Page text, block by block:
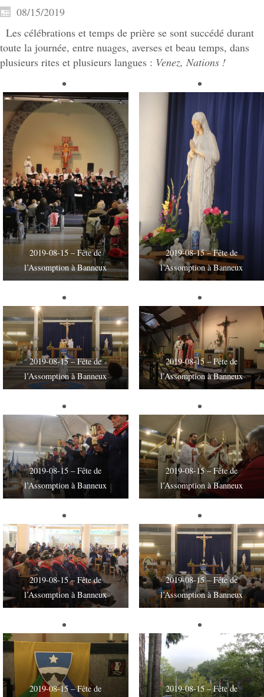
08/15/2019
Les célébrations et temps de prière se sont succédé durant
toute la journée, entre nuages, averses et beau temps, dans
plusieurs rites et plusieurs langues : Venez, Nations !
2019-08-15 – Fête de
l’Assomption à Banneux
2019-08-15 – Fête de
l’Assomption à Banneux
2019-08-15 – Fête de
l’Assomption à Banneux
2019-08-15 – Fête de
l’Assomption à Banneux
2019-08-15 – Fête de
l’Assomption à Banneux
2019-08-15 – Fête de
l’Assomption à Banneux
2019-08-15 – Fête de
l’Assomption à Banneux
2019-08-15 – Fête de
l’Assomption à Banneux
2019-08-15 – Fête de
2019-08-15 – Fête de